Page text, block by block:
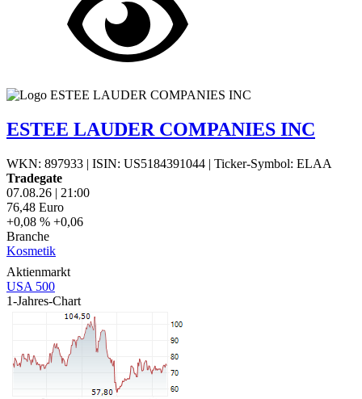
ESTEE LAUDER COMPANIES INC
WKN: 897933 | ISIN: US5184391044 | Ticker-Symbol: ELAA
Tradegate
07.08.26 | 21:00
76,48 Euro
+0,08 % +0,06
Branche
Kosmetik
Aktienmarkt
USA 500
1-Jahres-Chart